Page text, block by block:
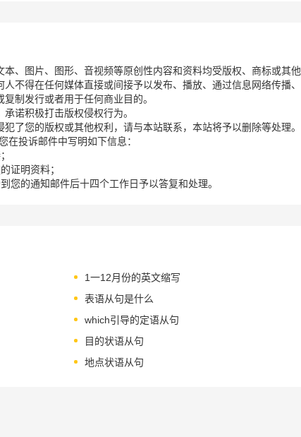
、图片、图形、音视频等原创性内容和资料均受版权、商标或其他
不得在任何媒体直接或间接予以发布、播放、通过信息网络传播、
制发行或者用于任何商业目的。
诺积极打击版权侵权行为。
了您的版权或其他权利，请与本站联系，本站将予以删除等处理。
投诉邮件中写明如下信息：
证明资料；
您的通知邮件后十四个工作日予以答复和处理。
1一12月份的英文缩写
表语从句是什么
which引导的定语从句
目的状语从句
地点状语从句